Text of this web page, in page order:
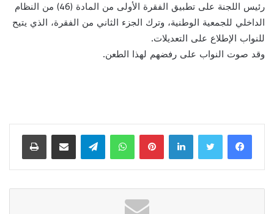
رئيس اللجنة على تطبيق الفقرة الأولى من المادة (46) من النظام
الداخلي للجمعية الوطنية، وترك الجزء الثاني من الفقرة، الذي يتيح
للنواب الإطلاع على التعديلات.
وقد صوت النواب على رفضهم لهذا الطعن.
لينكدإن بينتيريستواتساب تيلقرام مشاركة عبر البريد طباعة